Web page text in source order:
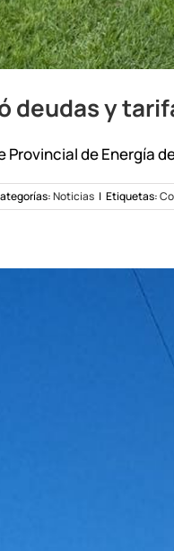
deudas y
Provincial de Energía
Noticias | Etiquetas: